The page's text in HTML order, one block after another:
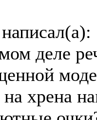
деле
хрена